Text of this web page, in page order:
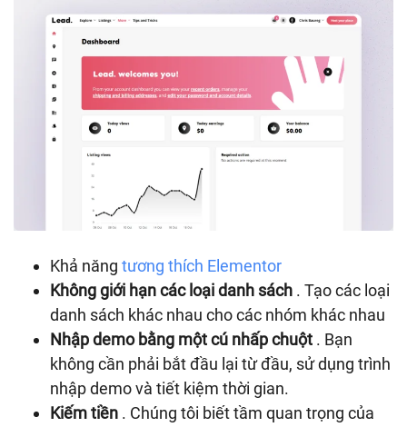
Khả năng tương thích Elementor
Không giới hạn các loại danh sách . Tạo các loại
danh sách khác nhau cho các nhóm khác nhau
Nhập demo bằng một cú nhấp chuột . Bạn
không cần phải bắt đầu lại từ đầu, sử dụng trình
nhập demo và tiết kiệm thời gian.
Kiếm tiền . Chúng tôi biết tầm quan trọng của